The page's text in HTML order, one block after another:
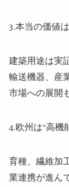
3.本当の価値
建築用途は実
輸送機器、産
市場への展開
4.欧州は“高機
育種、繊維加
業連携が進ん